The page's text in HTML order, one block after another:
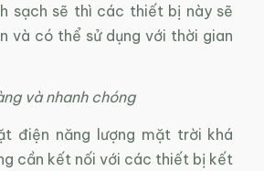
sạch sẽ thì các thiết bị này sẽ
và có thể sử dụng với thời gian
và nhanh chóng
điện năng lượng mặt trời khá
cần kết nối với các thiết bị kết